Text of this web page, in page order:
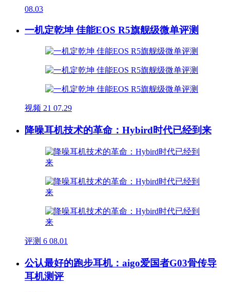
08.03
一机定乾坤 佳能EOS R5旗舰级微单评测
视频 21 07.29
降噪耳机技术的革命：Hybird时代已经到来
评测 6 08.01
公认最好的跑步耳机：aigo爱国者G03骨传导
耳机测评